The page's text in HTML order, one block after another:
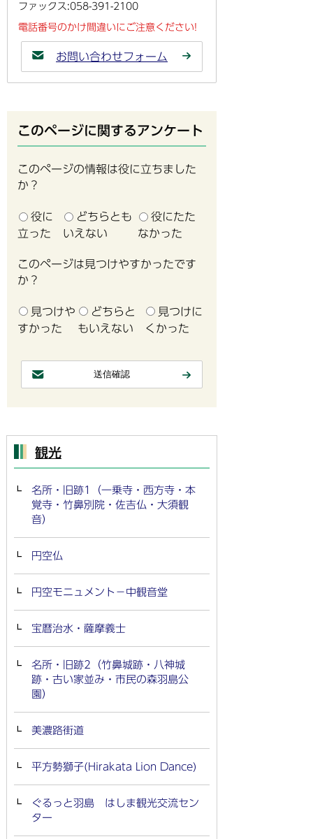
ファックス:058-391-2100
電話番号のかけ間違いにご注意ください!
お問い合わせフォーム
このページに関するアンケート
このページの情報は役に立ちました
か？
役に
立った
どちらとも
いえない
役にたた
なかった
このページは見つけやすかったです
か？
見つけや
すかった
どちらと
もいえない
見つけに
くかった
観光
名所・旧跡1（一乗寺・西方寺・本
覚寺・竹鼻別院・佐吉仏・大須観
音）
円空仏
円空モニュメント－中観音堂
宝暦治水・薩摩義士
名所・旧跡2（竹鼻城跡・八神城
跡・古い家並み・市民の森羽島公
園）
美濃路街道
平方勢獅子(Hirakata Lion Dance)
ぐるっと羽島 はしま観光交流セン
ター